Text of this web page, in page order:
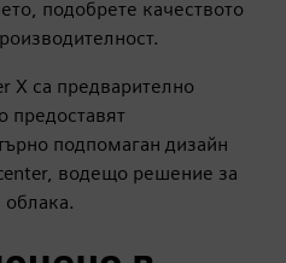
подобрете качеството
X са предварително
предоставят
подпомаган дизайн
водещо решение за
облака.